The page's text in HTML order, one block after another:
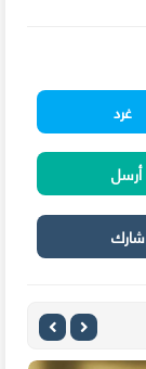
غرد
أرسل
شارك